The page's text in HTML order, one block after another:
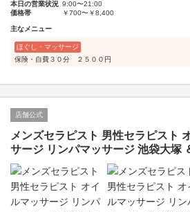
本日の営業状況 9:00〜21:00
価格帯
￥700〜￥8,400
主なメニュー
ほぐし・マッサージ
保険・自費３０分 ２５００円
店舗公式
メンズセラピスト 男性セラピスト
サージ リンパマッサージ 池袋大塚